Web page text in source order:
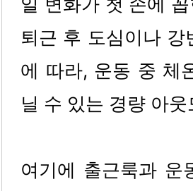
퇴근 후 도심이나 강
에 따라, 운동 중 체
닐 수 있는 경량 아
여기에 출근룩과 운